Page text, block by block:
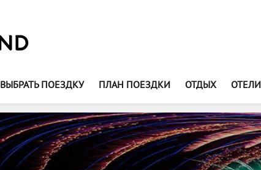
ВЫБРАТЬ ПОЕЗДКУ ПЛАН ПОЕЗДКИ ОТДЫХ ОТЕЛИ